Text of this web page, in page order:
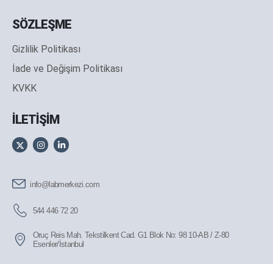
SÖZLEŞME
Gizlilik Politikası
İade ve Değişim Politikası
KVKK
İLETİŞİM
info@labmerkezi.com
544 446 72 20
Oruç Reis Mah. Tekstilkent Cad. G1 Blok No: 98 10-AB / Z-80
Esenler/İstanbul